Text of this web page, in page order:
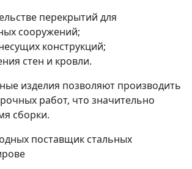
перекрытий для
сооружений;
конструкций;
стен и кровли.
изделия позволяют производить
работ, что значительно
сборки.
поставщик стальных